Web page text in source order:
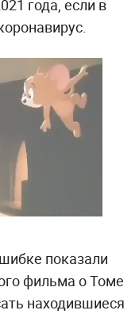
года, если в
показали
фильма о Томе
находившиеся